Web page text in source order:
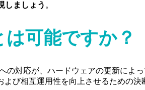
しましょう 。
可能ですか？
対応が、ハードウェアの更新によ
び相互運用性を向上させるための決